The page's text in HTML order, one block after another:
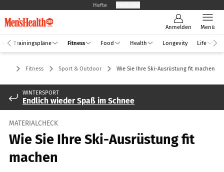
Hefte
Anmelden Menü
Trainingspläne Fitness Food Health Longevity Life
Fitness Sport & Outdoor Wie Sie Ihre Ski-Ausrüstung fit machen
WINTERSPORT
Endlich wieder Spaß im Schnee
MATERIALCHECK
Wie Sie Ihre Ski-Ausrüstung fit
machen